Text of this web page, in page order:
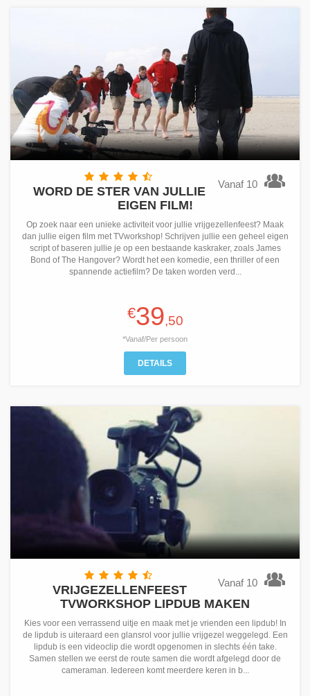
Vanaf 10
WORD DE STER VAN JULLIE
EIGEN FILM!
Op zoek naar een unieke activiteit voor jullie vrijgezellenfeest? Maak
dan jullie eigen film met TVworkshop! Schrijven jullie een geheel eigen
script of baseren jullie je op een bestaande kaskraker, zoals James
Bond of The Hangover? Wordt het een komedie, een thriller of een
spannende actiefilm? De taken worden verd...
€39,50
*Vanaf/Per persoon
DETAILS
Vanaf 10
VRIJGEZELLENFEEST
TVWORKSHOP LIPDUB MAKEN
Kies voor een verrassend uitje en maak met je vrienden een lipdub! In
de lipdub is uiteraard een glansrol voor jullie vrijgezel weggelegd. Een
lipdub is een videoclip die wordt opgenomen in slechts één take.
Samen stellen we eerst de route samen die wordt afgelegd door de
cameraman. Iedereen komt meerdere keren in b...